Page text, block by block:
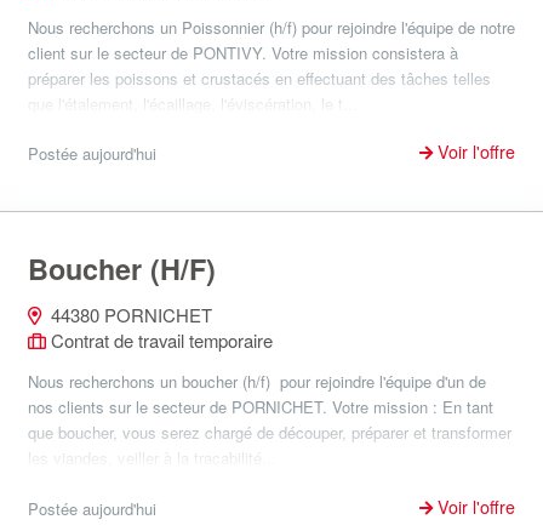
Nous recherchons un Poissonnier (h/f) pour rejoindre l'équipe de notre
client sur le secteur de PONTIVY. Votre mission consistera à
préparer les poissons et crustacés en effectuant des tâches telles
que l'étalement, l'écaillage, l'éviscération, le t...
Postée aujourd'hui Voir l'offre
Boucher (H/F)
44380 PORNICHET
Contrat de travail temporaire
Nous recherchons un boucher (h/f) pour rejoindre l'équipe d'un de
nos clients sur le secteur de PORNICHET. Votre mission : En tant
que boucher, vous serez chargé de découper, préparer et transformer
les viandes, veiller à la traçabilité...
Postée aujourd'hui Voir l'offre